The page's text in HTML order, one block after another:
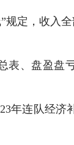
定，收入全
表、盘盈盘
年连队经济